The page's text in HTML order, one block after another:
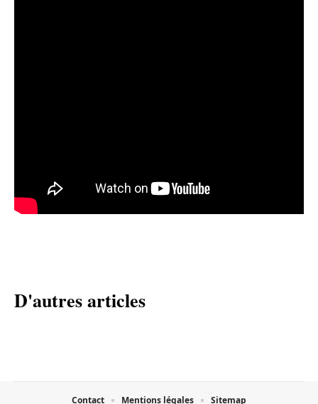
D'autres articles
Contact Mentions légales Sitemap